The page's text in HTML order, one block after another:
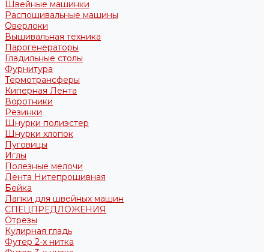
Швейные машинки
Распошивальные машины
Оверлоки
Вышивальная техника
Парогенераторы
Гладильные столы
Фурнитура
Термотрансферы
Киперная Лента
Воротники
Резинки
Шнурки полиэстер
Шнурки хлопок
Пуговицы
Иглы
Полезные мелочи
Лента Нитепрошивная
Бейка
Лапки для швейных машин
СПЕЦПРЕДЛОЖЕНИЯ
Отрезы
Кулирная гладь
Футер 2-х нитка